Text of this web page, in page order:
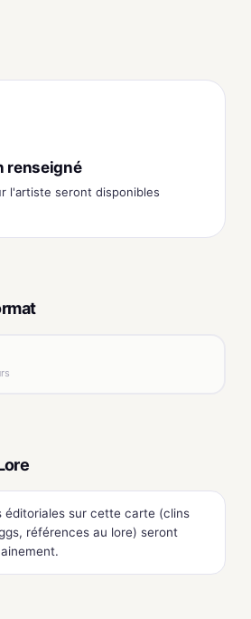
renseigné
l'artiste seront disponibles
éditoriales sur cette carte (clins
références au lore) seront